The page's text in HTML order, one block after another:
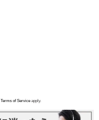
Terms of Service apply.